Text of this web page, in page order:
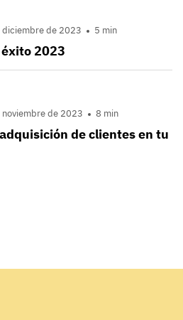
diciembre de 2023 5 min
2023
noviembre de 2023 8 min
de clientes en tu